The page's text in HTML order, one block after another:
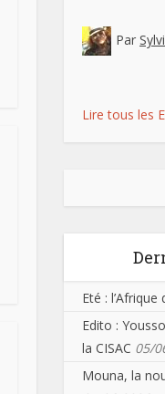
Par
Lire tous les
Eté :
Edito :
la CISAC 05/
Mouna, la